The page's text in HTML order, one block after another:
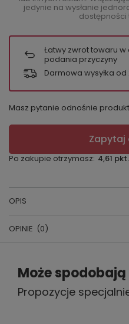
jedynie na wysłanie
dostępności
Łatwy zwrot towaru w
podania przyczyny
Darmowa wysyłka od
Masz pytanie odnośnie
Zapytaj
Po zakupie otrzymasz: 4,61 pkt.
OPIS
dziecko może się
OPINIE (0)
Napisz
Może spodobają
Propozycje